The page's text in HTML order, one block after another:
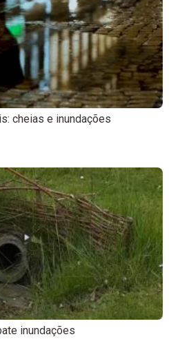
cheias e inundações
inundações